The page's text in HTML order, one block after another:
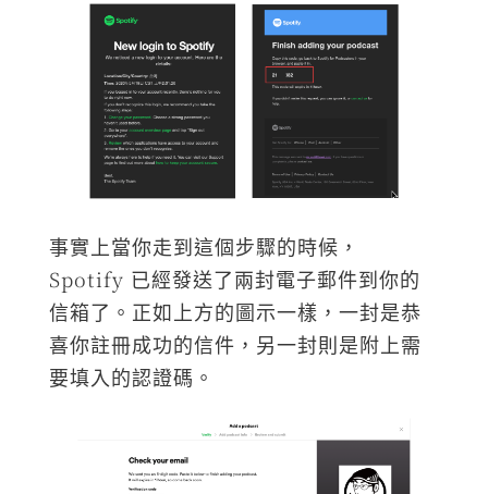
事實上當你走到這個步驟的時候，
Spotify 已經發送了兩封電子郵件到你的
信箱了。正如上方的圖示一樣，一封是恭
喜你註冊成功的信件，另一封則是附上需
要填入的認證碼。